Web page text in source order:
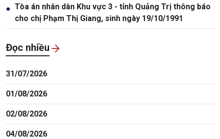
● Tòa án nhân dân Khu vực 3 - tỉnh Quảng Trị thông báo
cho chị Phạm Thị Giang, sinh ngày 19/10/1991
Đọc nhiều
31/07/2026
01/08/2026
02/08/2026
04/08/2026